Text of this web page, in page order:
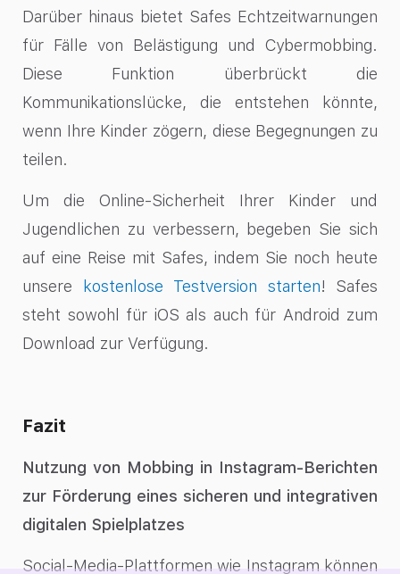
Darüber hinaus bietet Safes Echtzeitwarnungen
für Fälle von Belästigung und Cybermobbing.
Diese Funktion überbrückt die
Kommunikationslücke, die entstehen könnte,
wenn Ihre Kinder zögern, diese Begegnungen zu
teilen.
Um die Online-Sicherheit Ihrer Kinder und
Jugendlichen zu verbessern, begeben Sie sich
auf eine Reise mit Safes, indem Sie noch heute
unsere
kostenlose Testversion starten! Safes
steht sowohl für iOS als auch für Android zum
Download zur Verfügung.
Fazit
Nutzung von Mobbing in Instagram-Berichten
zur Förderung eines sicheren und integrativen
digitalen Spielplatzes
Social-Media-Plattformen wie Instagram können